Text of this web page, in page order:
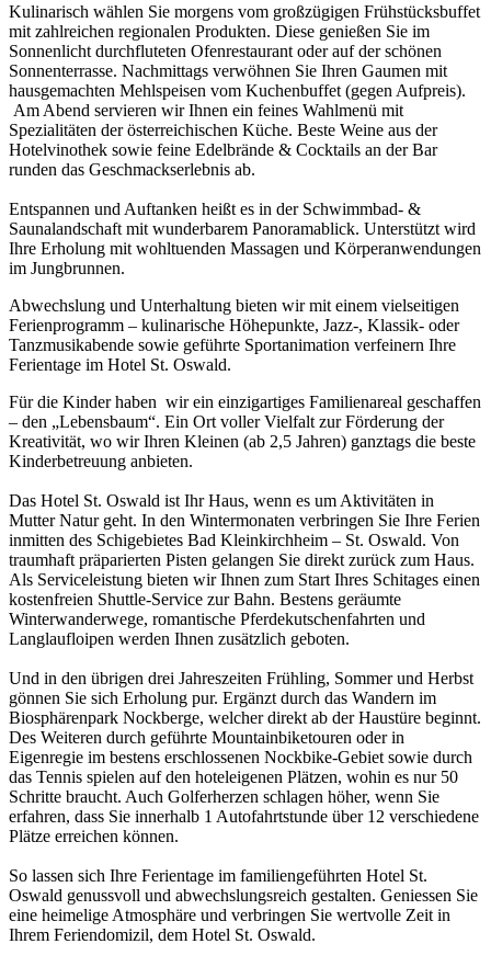
Kulinarisch wählen Sie morgens vom großzügigen Frühstücksbuffet
mit zahlreichen regionalen Produkten. Diese genießen Sie im
Sonnenlicht durchfluteten Ofenrestaurant oder auf der schönen
Sonnenterrasse. Nachmittags verwöhnen Sie Ihren Gaumen mit
hausgemachten Mehlspeisen vom Kuchenbuffet (gegen Aufpreis).
Am Abend servieren wir Ihnen ein feines Wahlmenü mit
Spezialitäten der österreichischen Küche. Beste Weine aus der
Hotelvinothek sowie feine Edelbrände & Cocktails an der Bar
runden das Geschmackserlebnis ab.
Entspannen und Auftanken heißt es in der Schwimmbad- &
Saunalandschaft mit wunderbarem Panoramablick. Unterstützt wird
Ihre Erholung mit wohltuenden Massagen und Körperanwendungen
im Jungbrunnen.
Abwechslung und Unterhaltung bieten wir mit einem vielseitigen
Ferienprogramm – kulinarische Höhepunkte, Jazz-, Klassik- oder
Tanzmusikabende sowie geführte Sportanimation verfeinern Ihre
Ferientage im Hotel St. Oswald.
Für die Kinder haben wir ein einzigartiges Familienareal geschaffen
– den „Lebensbaum“. Ein Ort voller Vielfalt zur Förderung der
Kreativität, wo wir Ihren Kleinen (ab 2,5 Jahren) ganztags die beste
Kinderbetreuung anbieten.
Das Hotel St. Oswald ist Ihr Haus, wenn es um Aktivitäten in
Mutter Natur geht. In den Wintermonaten verbringen Sie Ihre Ferien
inmitten des Schigebietes Bad Kleinkirchheim – St. Oswald. Von
traumhaft präparierten Pisten gelangen Sie direkt zurück zum Haus.
Als Serviceleistung bieten wir Ihnen zum Start Ihres Schitages einen
kostenfreien Shuttle-Service zur Bahn. Bestens geräumte
Winterwanderwege, romantische Pferdekutschenfahrten und
Langlaufloipen werden Ihnen zusätzlich geboten.
Und in den übrigen drei Jahreszeiten Frühling, Sommer und Herbst
gönnen Sie sich Erholung pur. Ergänzt durch das Wandern im
Biosphärenpark Nockberge, welcher direkt ab der Haustüre beginnt.
Des Weiteren durch geführte Mountainbiketouren oder in
Eigenregie im bestens erschlossenen Nockbike-Gebiet sowie durch
das Tennis spielen auf den hoteleigenen Plätzen, wohin es nur 50
Schritte braucht. Auch Golferherzen schlagen höher, wenn Sie
erfahren, dass Sie innerhalb 1 Autofahrtstunde über 12 verschiedene
Plätze erreichen können.
So lassen sich Ihre Ferientage im familiengeführten Hotel St.
Oswald genussvoll und abwechslungsreich gestalten. Geniessen Sie
eine heimelige Atmosphäre und verbringen Sie wertvolle Zeit in
Ihrem Feriendomizil, dem Hotel St. Oswald.